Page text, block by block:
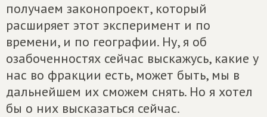
получаем законопроект, который
расширяет этот эксперимент и по
времени, и по географии. Ну, я об
озабоченностях сейчас выскажусь, какие у
нас во фракции есть, может быть, мы в
дальнейшем их сможем снять. Но я хотел
бы о них высказаться сейчас.